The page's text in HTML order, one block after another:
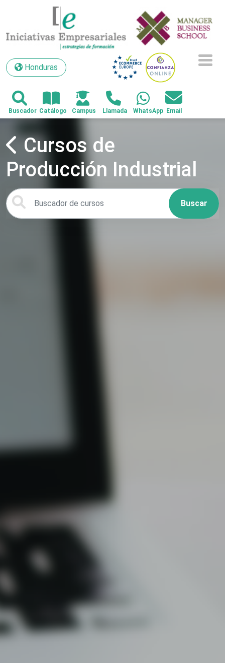
Honduras
Honduras
Cursos de
Producción Industrial
Buscar